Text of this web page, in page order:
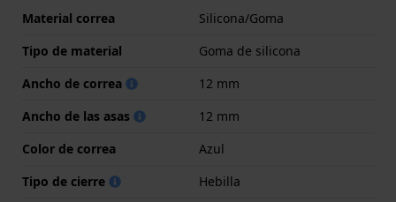
Material correa
Silicona/Goma
Tipo de material
Goma de silicona
Ancho de correa
12 mm
Ancho de las asas
12 mm
Color de correa
Azul
Tipo de cierre
Hebilla